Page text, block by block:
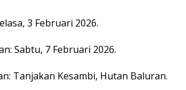
3 Februari 2026.
Sabtu, 7 Februari 2026.
Tanjakan Kesambi, Hutan Baluran.